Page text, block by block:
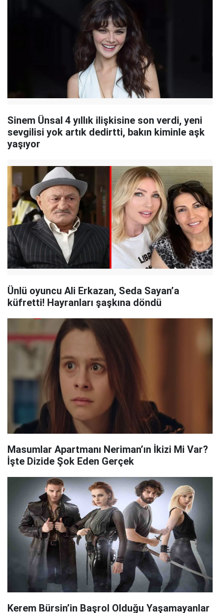
Sinem Ünsal 4 yıllık ilişkisine son verdi, yeni
sevgilisi yok artık dedirtti, bakın kiminle aşk
yaşıyor
Ünlü oyuncu Ali Erkazan, Seda Sayan’a
küfretti! Hayranları şaşkına döndü
Masumlar Apartmanı Neriman’ın İkizi Mi Var?
İşte Dizide Şok Eden Gerçek
Kerem Bürsin’in Başrol Olduğu Yaşamayanlar